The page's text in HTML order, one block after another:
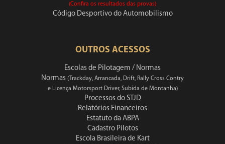
(Confira os resultados das provas)
Código Desportivo do Automobilismo
OUTROS ACESSOS
Escolas de Pilotagem / Normas
Normas (Trackday, Arrancada, Drift, Rally Cross Contry
e Licença Motorsport Driver, Subida de Montanha)
Processos do STJD
Relatórios Financeiros
Estatuto da ABPA
Cadastro Pilotos
Escola Brasileira de Kart